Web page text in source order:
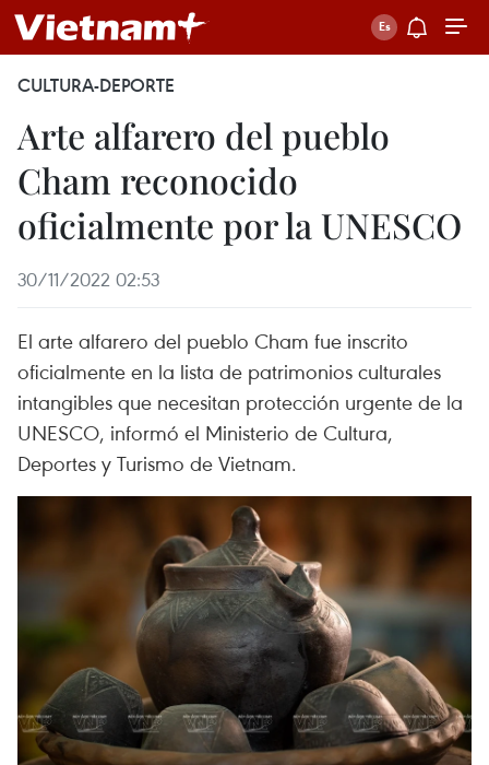
CULTURA-DEPORTE
Arte alfarero del pueblo
Cham reconocido
oficialmente por la UNESCO
30/11/2022 02:53
El arte alfarero del pueblo Cham fue inscrito
oficialmente en la lista de patrimonios culturales
intangibles que necesitan protección urgente de la
UNESCO, informó el Ministerio de Cultura,
Deportes y Turismo de Vietnam.